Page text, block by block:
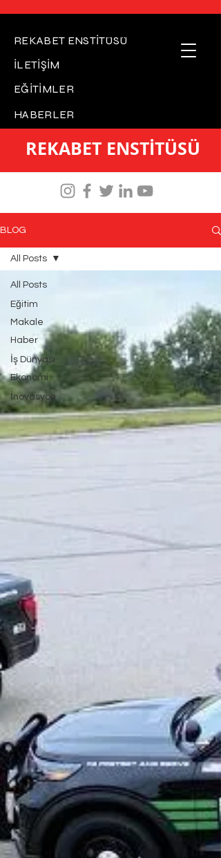
REKABET ENSTİTÜSÜ
İLETİŞİM
EĞİTİMLER
HABERLER
REKABET ENSTİTÜSÜ
BLOG
All Posts
Eğitim
Makale
Haber
İş Dünyası
Ekonomi
İnovasyon
All Posts